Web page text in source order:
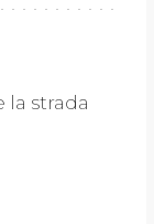
la strada